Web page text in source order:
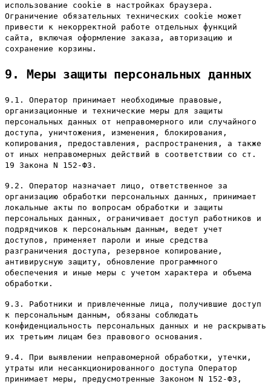
использование cookie в настройках браузера.
Ограничение обязательных технических cookie может
привести к некорректной работе отдельных функций
сайта, включая оформление заказа, авторизацию и
сохранение корзины.
9. Меры защиты персональных данных
9.1. Оператор принимает необходимые правовые,
организационные и технические меры для защиты
персональных данных от неправомерного или случайного
доступа, уничтожения, изменения, блокирования,
копирования, предоставления, распространения, а также
от иных неправомерных действий в соответствии со ст.
19 Закона N 152-ФЗ.
9.2. Оператор назначает лицо, ответственное за
организацию обработки персональных данных, принимает
локальные акты по вопросам обработки и защиты
персональных данных, ограничивает доступ работников и
подрядчиков к персональным данным, ведет учет
доступов, применяет пароли и иные средства
разграничения доступа, резервное копирование,
антивирусную защиту, обновление программного
обеспечения и иные меры с учетом характера и объема
обработки.
9.3. Работники и привлеченные лица, получившие доступ
к персональным данным, обязаны соблюдать
конфиденциальность персональных данных и не раскрывать
их третьим лицам без правового основания.
9.4. При выявлении неправомерной обработки, утечки,
утраты или несанкционированного доступа Оператор
принимает меры, предусмотренные Законом N 152-ФЗ,